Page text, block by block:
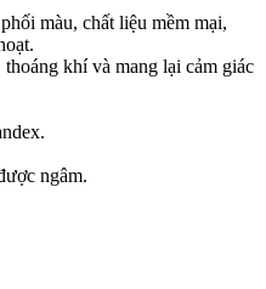
màu, chất liệu mềm mại,
khí và mang lại cảm giác
ngâm.